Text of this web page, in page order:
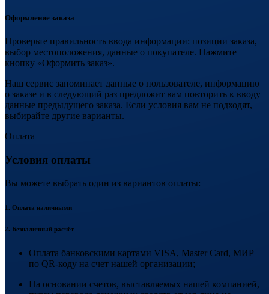
Оформление заказа
Проверьте правильность ввода информации: позиции заказа,
выбор местоположения, данные о покупателе. Нажмите
кнопку «Оформить заказ».
Наш сервис запоминает данные о пользователе, информацию
о заказе и в следующий раз предложит вам повторить к вводу
данные предыдущего заказа. Если условия вам не подходят,
выбирайте другие варианты.
Оплата
Условия оплаты
Вы можете выбрать один из вариантов оплаты:
1. Оплата наличными
2. Безналичный расчёт
Оплата банковскими картами VISA, Master Card, МИР
по QR-коду на счет нашей организации;
На основании счетов, выставляемых нашей компанией,